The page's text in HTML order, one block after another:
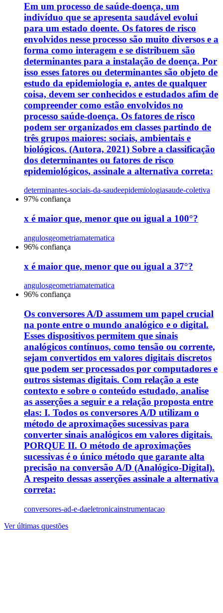
Em um processo de saúde-doença, um
indivíduo que se apresenta saudável evolui
para um estado doente. Os fatores de risco
envolvidos nesse processo são muito diversos e a
forma como interagem e se distribuem são
determinantes para a instalação de doença. Por
isso esses fatores ou determinantes são objeto de
estudo da epidemiologia e, antes de qualquer
coisa, devem ser conhecidos e estudados afim de
compreender como estão envolvidos no
processo saúde-doença. Os fatores de risco
podem ser organizados em classes partindo de
três grupos maiores: sociais, ambientais e
biológicos. (Autora, 2021) Sobre a classificação
dos determinantes ou fatores de risco
epidemiológicos, assinale a alternativa correta:
determinantes-sociais-da-saudeepidemiologiasaude-coletiva
97% confiança
x é maior que, menor que ou igual a 100°?
angulosgeometriamatematica
96% confiança
x é maior que, menor que ou igual a 37°?
angulosgeometriamatematica
96% confiança
Os conversores A/D assumem um papel crucial
na ponte entre o mundo analógico e o digital.
Esses dispositivos permitem que sinais
analógicos contínuos, como tensão ou corrente,
sejam convertidos em valores digitais discretos
que podem ser processados por computadores e
outros sistemas digitais. Com relação a este
contexto e sobre o conteúdo estudado, analise
as asserções a seguir e a relação proposta entre
elas: I. Todos os conversores A/D utilizam o
método de aproximações sucessivas para
converter sinais analógicos em valores digitais.
PORQUE II. O método de aproximações
sucessivas é o único método que garante alta
precisão na conversão A/D (Analógico-Digital).
A respeito dessas asserções assinale a alternativa
correta:
conversores-ad-e-daeletronicainstrumentacao
Ver últimas questões